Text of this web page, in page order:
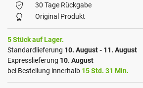
30 Tage Rückgabe
Original Produkt
5 Stück auf Lager.
Standardlieferung 10. August - 11. August
Expresslieferung 10. August
bei Bestellung innerhalb 15 Std. 31 Min.